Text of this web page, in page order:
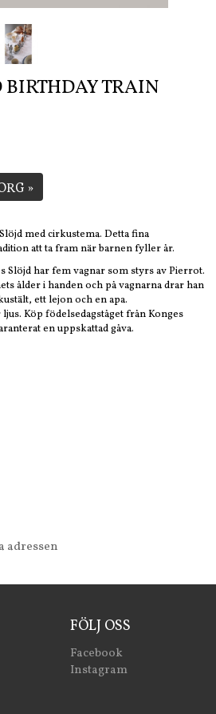
BIRTHDAY TRAIN
»
med cirkustema. Detta fina
att ta fram när barnen fyller år.
Slöjd har fem vagnar som styrs av Pierrot.
ålder i handen och på vagnarna drar han
ett lejon och en apa.
Köp födelsedagståget från Konges
en uppskattad gåva.
adressen
FÖLJ OSS
Facebook
Instagram